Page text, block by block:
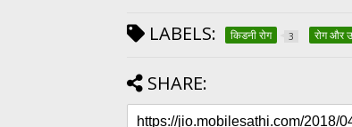
LABELS: किडनी रोग 3 रोग और
SHARE: